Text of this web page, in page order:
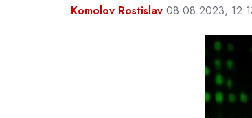
Komolov Rostislav 08.08.2023,